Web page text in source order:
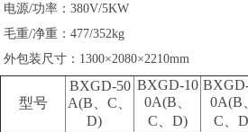
电源/功率：380V/5KW
毛重/净重：477/352kg
外包装尺寸： 1300×2080×2210mm
型号
BXGD-50
A(B、C、
D)
BXGD-10
0A(B、
C、D)
0A(B
C 、D